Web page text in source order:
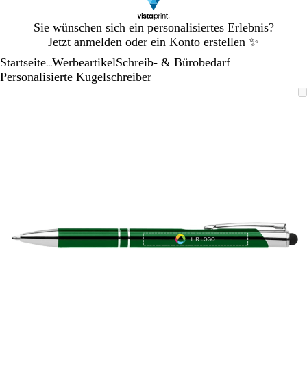
Sie wünschen sich ein personalisiertes Erlebnis?
Jetzt anmelden oder ein Konto erstellen ✨
Galeriebild
1
Startseite WerbeartikelSchreib- & Bürobedarf
Personalisierte Kugelschreiber
die
Pfeiltasten